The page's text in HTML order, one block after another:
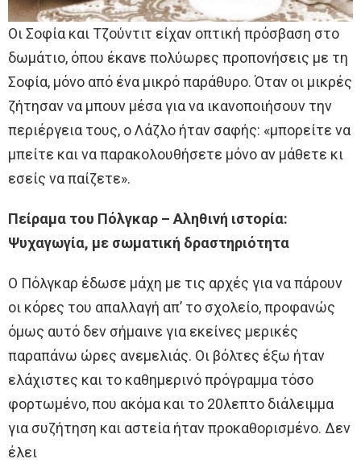
Οι Σοφία και Τζούντιτ είχαν οπτική πρόσβαση στο
δωμάτιο, όπου έκανε πολύωρες προπονήσεις με τη
Σοφία, μόνο από ένα μικρό παράθυρο. Όταν οι μικρές
ζήτησαν να μπουν μέσα για να ικανοποιήσουν την
περιέργεια τους, ο Λάζλο ήταν σαφής: «μπορείτε να
μπείτε και να παρακολουθήσετε μόνο αν μάθετε κι
εσείς να παίζετε».
Πείραμα του Πόλγκαρ – Αληθινή ιστορία:
Ψυχαγωγία, με σωματική δραστηριότητα
Ο Πόλγκαρ έδωσε μάχη με τις αρχές για να πάρουν
οι κόρες του απαλλαγή απ’ το σχολείο, προφανώς
όμως αυτό δεν σήμαινε για εκείνες μερικές
παραπάνω ώρες ανεμελιάς. Οι βόλτες έξω ήταν
ελάχιστες και το καθημερινό πρόγραμμα τόσο
φορτωμένο, που ακόμα και το 20λεπτο διάλειμμα
για συζήτηση και αστεία ήταν προκαθορισμένο. Δεν
έλει